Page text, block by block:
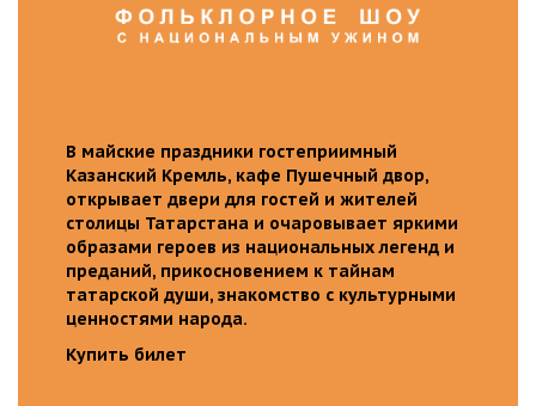
В майские праздники гостеприимный
Казанский Кремль, кафе Пушечный двор,
открывает двери для гостей и жителей
столицы Татарстана и очаровывает яркими
образами героев из национальных легенд и
преданий, прикосновением к тайнам
татарской души, знакомство с культурными
ценностями народа.
Купить билет